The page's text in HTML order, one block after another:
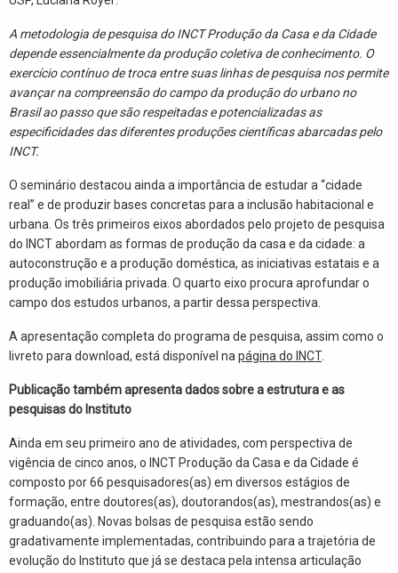
A metodologia de pesquisa do INCT Produção da Casa e da Cidade
depende essencialmente da produção coletiva de conhecimento. O
exercício contínuo de troca entre suas linhas de pesquisa nos permite
avançar na compreensão do campo da produção do urbano no
Brasil ao passo que são respeitadas e potencializadas as
especificidades das diferentes produções científicas abarcadas pelo
INCT.
O seminário destacou ainda a importância de estudar a “cidade
real” e de produzir bases concretas para a inclusão habitacional e
urbana. Os três primeiros eixos abordados pelo projeto de pesquisa
do INCTabordam as formas de produção da casa e da cidade: a
autoconstrução e a produção doméstica, as iniciativas estatais e a
produção imobiliária privada. O quarto eixo procura aprofundar o
campo dos estudos urbanos, a partir dessa perspectiva.
A apresentação completa do programa de pesquisa, assim como o
livreto para download, está disponível na página do INCT.
Publicação também apresenta dados sobre a estrutura e as
pesquisas do Instituto
Ainda em seu primeiro ano de atividades, com perspectiva de
vigência de cinco anos, o INCT Produção da Casa e da Cidade é
composto por 66 pesquisadores(as) em diversos estágios de
formação, entre doutores(as), doutorandos(as), mestrandos(as) e
graduando(as). Novas bolsas de pesquisa estão sendo
gradativamente implementadas, contribuindo para a trajetória de
evolução do Instituto que já se destaca pela intensa articulação